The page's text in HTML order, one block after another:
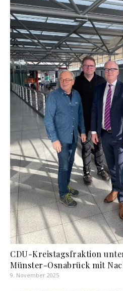
CDU-Kreistagsfraktion
Münster-Osnabrück mit
9. November 2025